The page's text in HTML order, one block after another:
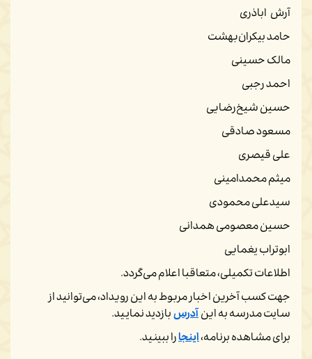
آرش اباذری
حامد بیکران‌بهشت
مالک حسینی
احمد رجبی
حسین شیخ‌رضایی
مسعود صادقی
علی قیصری
میثم محمدامینی
سیدعلی محمودی
حسین معصومی همدانی
ابوتراب یغمایی
اطلاعات تکمیلی، متعاقبا اعلام ‌می‌گردد.
جهت کسب آخرین اخبار مربوط به این رویداد، می‌توانید از
سایت مدرسه به اینآدرس بازدید نمایید.
برای مشاهده برنامه،اینجا را ببینید.